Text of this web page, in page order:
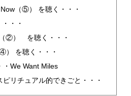
（⑤） を聴く・・・
・・
②） を聴く・・・
を聴く・・・
・We Want Miles
リチュアル的できごと・・・